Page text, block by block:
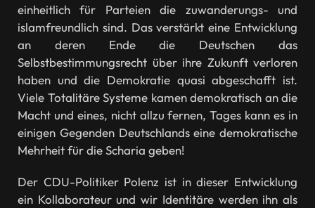
einheitlich für Parteien die zuwanderungs- und
islamfreundlich sind. Das verstärkt eine Entwicklung
an deren Ende die Deutschen das
Selbstbestimmungsrecht über ihre Zukunft verloren
haben und die Demokratie quasi abgeschafft ist.
Viele Totalitäre Systeme kamen demokratisch an die
Macht und eines, nicht allzu fernen, Tages kann es in
einigen Gegenden Deutschlands eine demokratische
Mehrheit für die Scharia geben!
Der CDU-Politiker Polenz ist in dieser Entwicklung
ein Kollaborateur und wir Identitäre werden ihn als